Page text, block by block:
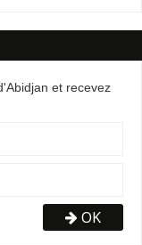
et recevez
OK